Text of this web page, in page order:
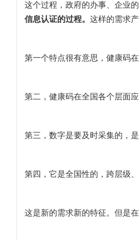
这个过程，政府的办事、企业
信息认证的过程。 这样的需求
第一个特点很有意思，健康码
第二，健康码在全国各个层面
第三，数字是要及时采集的，
第四，它是全国性的，跨层级
这是新的需求新的特征。但是